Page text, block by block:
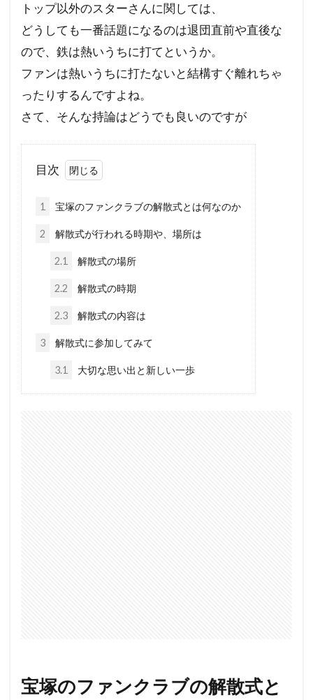
トップ以外のスターさんに関しては、
どうしても一番話題になるのは退団直前や直後な
ので、鉄は熱いうちに打てというか。
ファンは熱いうちに打たないと結構すぐ離れちゃ
ったりするんですよね。
さて、そんな持論はどうでも良いのですが
目次
1 宝塚のファンクラブの解散式とは何なのか
2 解散式が行われる時期や、場所は
2.1 解散式の場所
2.2 解散式の時期
2.3 解散式の内容は
3 解散式に参加してみて
3.1 大切な思い出と新しい一歩
宝塚のファンクラブの解散式と